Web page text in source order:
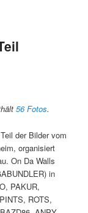
56 Fotos.
der Bilder vom
organisiert
On Da Walls
in
PAKUR,
ROTS,